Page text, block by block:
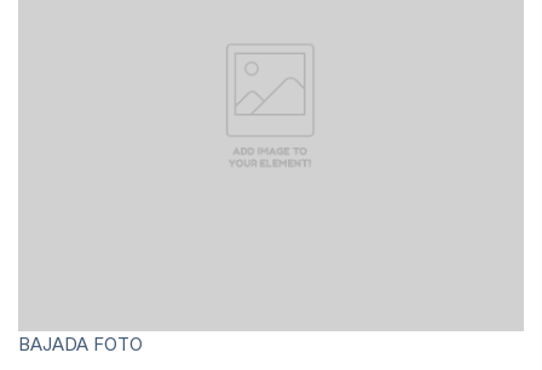
BAJADA FOTO